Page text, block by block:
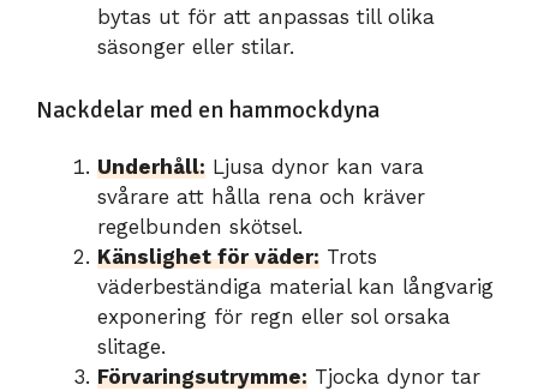
bytas ut för att anpassas till olika
säsonger eller stilar.
Nackdelar med en hammockdyna
Underhåll: Ljusa dynor kan vara
svårare att hålla rena och kräver
regelbunden skötsel.
Känslighet för väder: Trots
väderbeständiga material kan långvarig
exponering för regn eller sol orsaka
slitage.
Förvaringsutrymme: Tjocka dynor tar